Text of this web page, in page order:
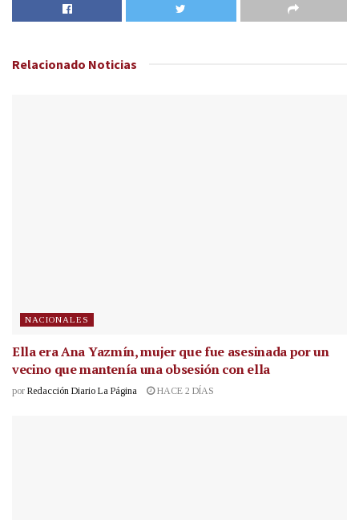
Relacionado Noticias
NACIONALES
Ella era Ana Yazmín, mujer que fue asesinada por un
vecino que mantenía una obsesión con ella
por Redacción Diario La Página HACE 2 DÍAS